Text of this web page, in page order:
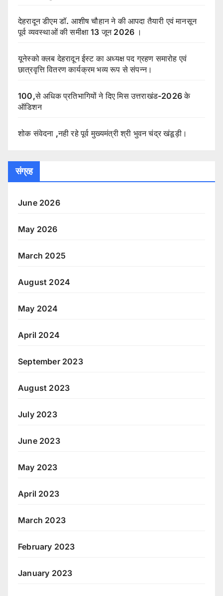
देहरादून डीएम डॉ. आशीष चौहान ने की आपदा तैयारी एवं मानसून
पूर्व व्यवस्थाओं की समीक्षा 13 जून 2026 ।
यूनेस्को क्लब देहरादून ईस्ट का अध्यक्ष पद ग्रहण समारोह एवं
छात्रवृत्ति वितरण कार्यक्रम भव्य रूप से संपन्न।
100,से अधिक प्रतिभागियों ने दिए मिस उत्तराखंड-2026 के
ऑडिशन
शोक संवेदना ,नही रहे पूर्व मुख्यमंत्री श्री भुवन चंद्र खंडूड़ी।
संग्रह
June 2026
May 2026
March 2025
August 2024
May 2024
April 2024
September 2023
August 2023
July 2023
June 2023
May 2023
April 2023
March 2023
February 2023
January 2023